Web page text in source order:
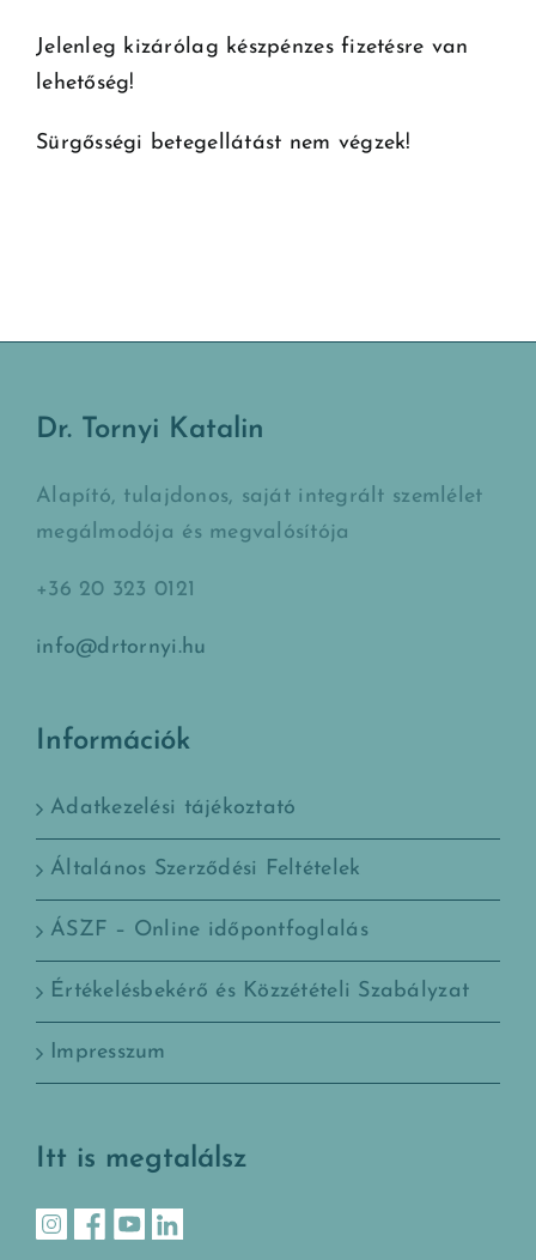
Jelenleg kizárólag készpénzes fizetésre van
lehetőség!
Sürgősségi betegellátást nem végzek!
Dr. Tornyi Katalin
Alapító, tulajdonos, saját integrált szemlélet
megálmodója és megvalósítója
+36 20 323 0121
info@drtornyi.hu
Információk
Adatkezelési tájékoztató
Általános Szerződési Feltételek
ÁSZF – Online időpontfoglalás
Értékelésbekérő és Közzétételi Szabályzat
Impresszum
Itt is megtalálsz